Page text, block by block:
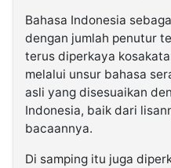
Bahasa Indonesia
dengan jumlah penutur
terus diperkaya
melalui unsur bahasa
asli yang disesuaikan
Indonesia, baik dari
bacaannya.
Di samping itu juga